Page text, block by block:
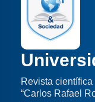
Revista
“Carlos Rafael